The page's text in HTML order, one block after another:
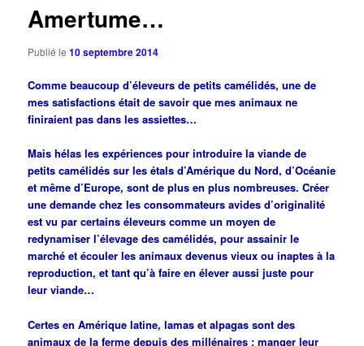
Amertume…
Publié le10 septembre 2014
Comme beaucoup d’éleveurs de petits camélidés, une de
mes satisfactions était de savoir que mes animaux ne
finiraient pas dans les assiettes…
Mais hélas les expériences pour introduire la viande de
petits camélidés sur les étals d’Amérique du Nord, d’Océanie
et même d’Europe, sont de plus en plus nombreuses. Créer
une demande chez les consommateurs avides d’originalité
est vu par certains éleveurs comme un moyen de
redynamiser l’élevage des camélidés, pour assainir le
marché et écouler les animaux devenus vieux ou inaptes à la
reproduction, et tant qu’à faire en élever aussi juste pour
leur viande…
Certes en Amérique latine, lamas et alpagas sont des
animaux de la ferme depuis des millénaires : manger leur